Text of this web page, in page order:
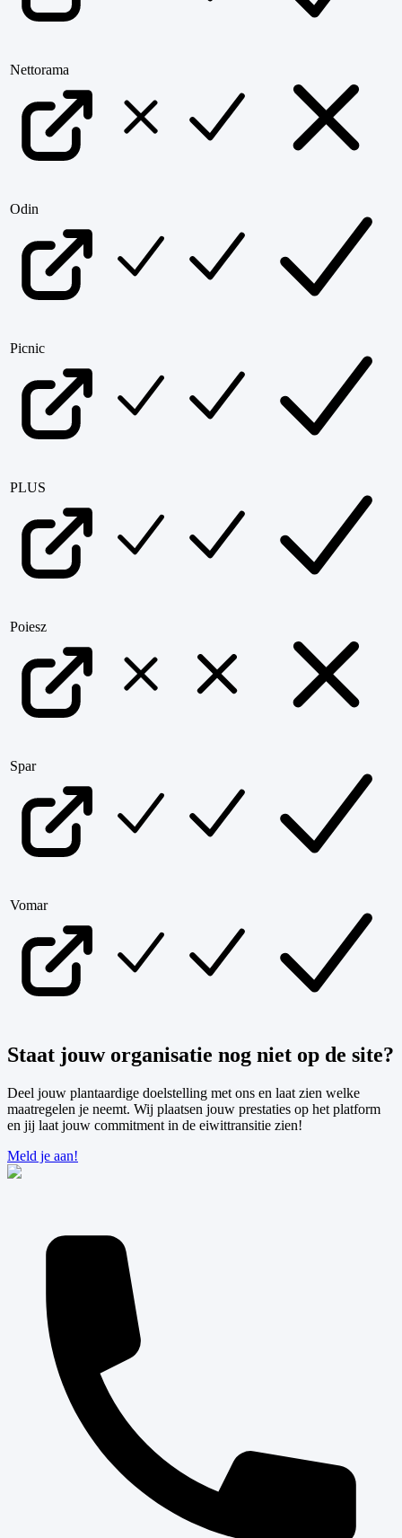
Nettorama
Odin
Picnic
PLUS
Poiesz
Spar
Vomar
Staat jouw organisatie nog niet op de site?
Deel jouw plantaardige doelstelling met ons en laat zien welke
maatregelen je neemt. Wij plaatsen jouw prestaties op het platform
en jij laat jouw commitment in de eiwittransitie zien!
Meld je aan!